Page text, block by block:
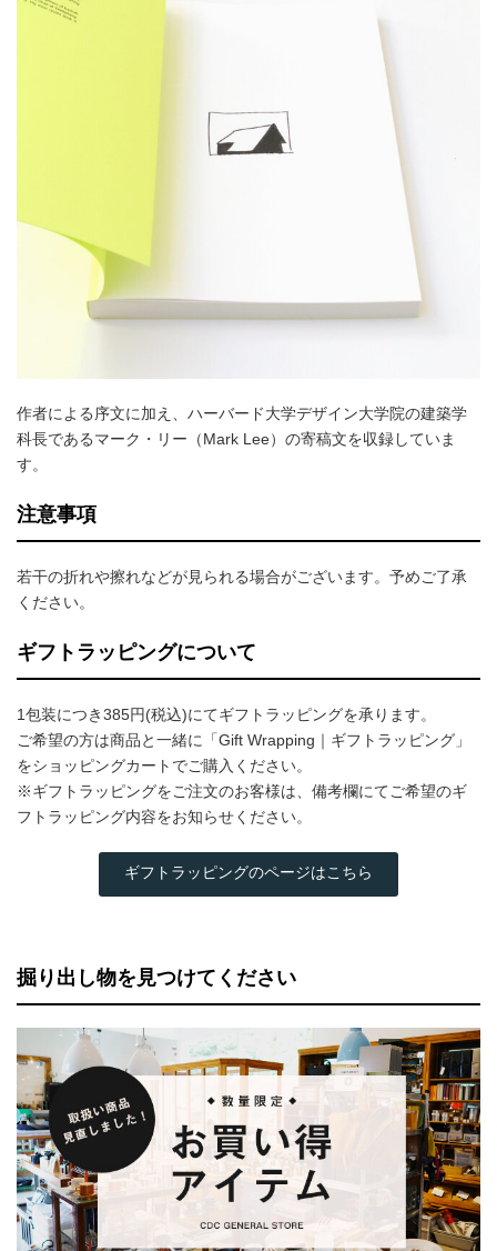
作者による序文に加え、ハーバード大学デザイン大学院の建築学
科長であるマーク・リー（Mark Lee）の寄稿文を収録していま
す。
注意事項
若干の折れや擦れなどが見られる場合がございます。予めご了承
ください。
ギフトラッピングについて
1包装につき385円(税込)にてギフトラッピングを承ります。
ご希望の方は商品と一緒に「Gift Wrapping｜ギフトラッピング」
をショッピングカートでご購入ください。
※ギフトラッピングをご注文のお客様は、備考欄にてご希望のギ
フトラッピング内容をお知らせください。
ギフトラッピングのページはこちら
掘り出し物を見つけてください